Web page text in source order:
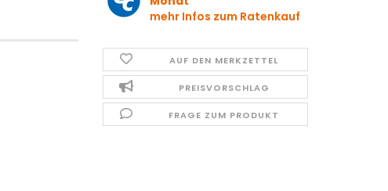
mehr Infos zum Ratenkauf
AUF DEN MERKZETTEL
PREISVORSCHLAG
FRAGE ZUM PRODUKT